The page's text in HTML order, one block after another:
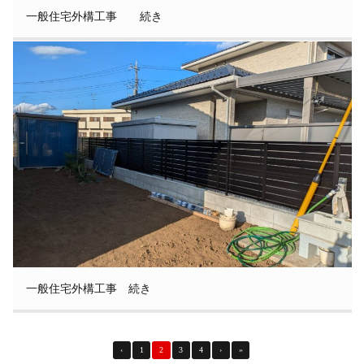
一般住宅外構工事 続き
一般住宅外構工事 続き
‹ 1 2 3 4 › »